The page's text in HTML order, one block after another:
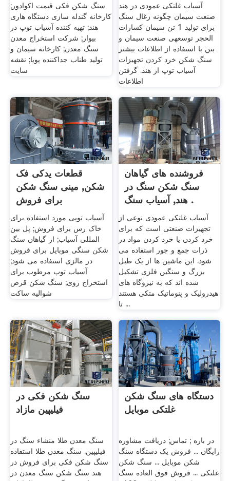
سنگ شکن فکی قیمت اکوادور;
کارخانه گندله سازی دستگاه هاری
هند; تهیه کننده آسیاب توپ در
بیوار; شرکت استخراج معدن
سنگ معدن; کارخانه سیمان و
تولید طناب جداکننده پویا; نقشه
سایت
آسیاب غلتکی عمودی در هند
صنعت سیمان چگونه زغال سنگ
برای تولید 1 تن سیمان كسارات
الحجر توسعهی صنعت سیمان و
بتن با استفاده از اطلاعات بیشتر
سنگ شکن خرد کردن تجهیزات
آسیاب توپ از هند. گرفتن
اطلاعات
قطعات یدکی فک
شکن, مینی سنگ شکن
برای فروش
آسیاب توپی مورد استفاده برای
خاک رس برای فروش; پل بین
المللی آسیاب; از گیاهان سنگ
شکن سنگی موبایل برای فروش
در مالزی استفاده می شود;
آسیاب توپ مرطوب برای
استخراج روی; سنگ شکن قرص
شوالیه ساکت
فروشنده های گیاهان
سنگ شکن سنگ در
هند, آسیاب سنگ .
آسیاب غلتکی عمودی نوعی از
تجهیزات صنعتی است که برای
خرد کردن یا خرد کردن مواد در
ذرات جمع و جور استفاده می
شود. این ماشین ها از یک طبل
بزرگ و سنگین فلزی تشکیل
شده اند که به نیروگاه های
هیدرولیک و پنوماتیک متکی هستند
تا ...
سنگ شکن فکی در
فیلیپین مازاد
سنگ معدن طلا منشاء سنگ در
فیلیپین. سنگ معدن طلا استفاده
سنگ شکن فکی برای فروش در
هند سنگ شکن سنگ معدن در
دستگاه های سنگ شکن
غلتکی موبایل
در باره ; تماس; دریافت مشاوره
رایگان ... فروش یک دستگاه سنگ
شکن موبایل ... سنگ شکن
غلتکی ... فروش فوق العاده سنگ